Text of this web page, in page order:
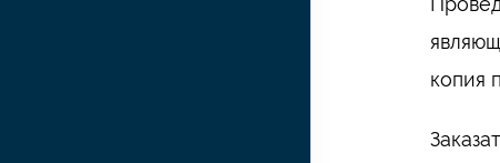
копия